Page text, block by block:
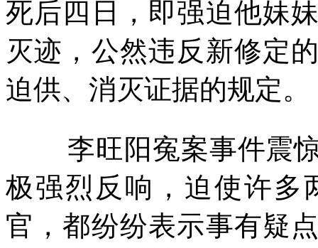
死后四日，即强迫他妹
灭迹，公然违反新修定
迫供、消灭证据的规定。
李旺阳寃案事件震
极强烈反响，迫使许多
官，都纷纷表示事有疑